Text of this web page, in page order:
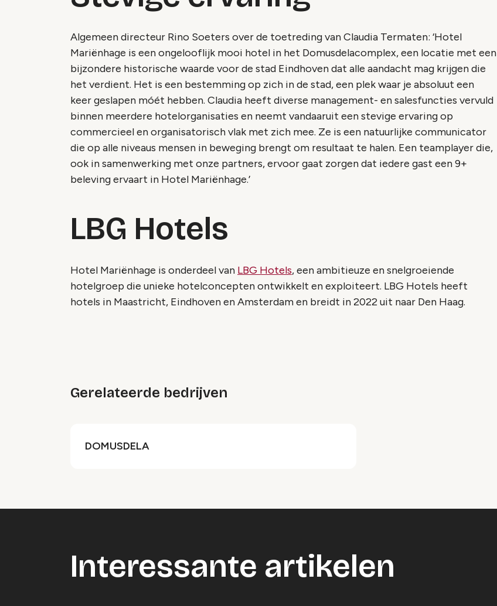
Algemeen directeur Rino Soeters over de toetreding van Claudia Termaten: ‘Hotel
Mariënhage is een ongelooflijk mooi hotel in het Domusdelacomplex, een locatie met een
bijzondere historische waarde voor de stad Eindhoven dat alle aandacht mag krijgen die
het verdient. Het is een bestemming op zich in de stad, een plek waar je absoluut een
keer geslapen móét hebben. Claudia heeft diverse management- en salesfuncties vervuld
binnen meerdere hotelorganisaties en neemt vandaaruit een stevige ervaring op
commercieel en organisatorisch vlak met zich mee. Ze is een natuurlijke communicator
die op alle niveaus mensen in beweging brengt om resultaat te halen. Een teamplayer die,
ook in samenwerking met onze partners, ervoor gaat zorgen dat iedere gast een 9+
beleving ervaart in Hotel Mariënhage.’
LBG Hotels
Hotel Mariënhage is onderdeel van LBG Hotels, een ambitieuze en snelgroeiende
hotelgroep die unieke hotelconcepten ontwikkelt en exploiteert. LBG Hotels heeft
hotels in Maastricht, Eindhoven en Amsterdam en breidt in 2022 uit naar Den Haag.
Gerelateerde bedrijven
DOMUSDELA
Interessante artikelen